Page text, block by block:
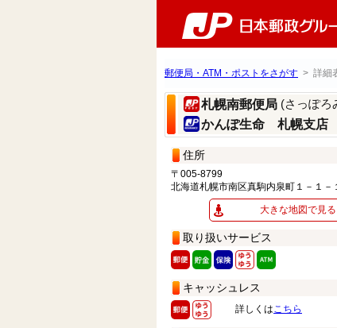
郵便局・ATM・ポストをさがす > 詳細
札幌南郵便局 (さっぽろ
かんぽ生命 札幌支店
住所
〒005-8799
北海道札幌市南区真駒内泉町１－１－
大きな地図で見る
取り扱いサービス
キャッシュレス
詳しくはこちら